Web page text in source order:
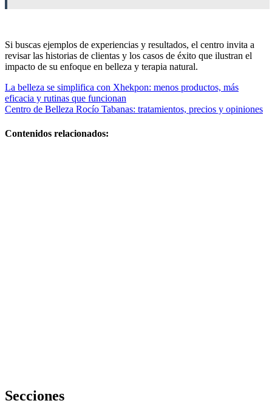
Si buscas ejemplos de experiencias y resultados, el centro invita a
revisar las historias de clientas y los casos de éxito que ilustran el
impacto de su enfoque en belleza y terapia natural.
Navegación
de
La belleza se simplifica con Xhekpon: menos productos, más
eficacia y rutinas que funcionan
Centro de Belleza Rocío Tabanas: tratamientos, precios y opiniones
Contenidos relacionados:
Secciones